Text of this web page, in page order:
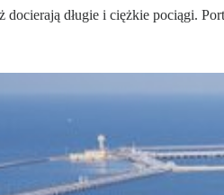
długie i ciężkie pociągi.